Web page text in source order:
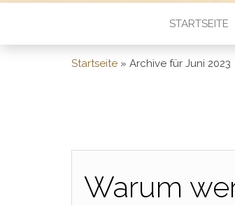
STARTSEITE
Startseite » Archive für Juni 2023
Warum